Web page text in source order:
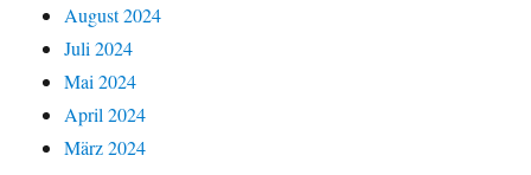
August 2024
Juli 2024
Mai 2024
April 2024
März 2024